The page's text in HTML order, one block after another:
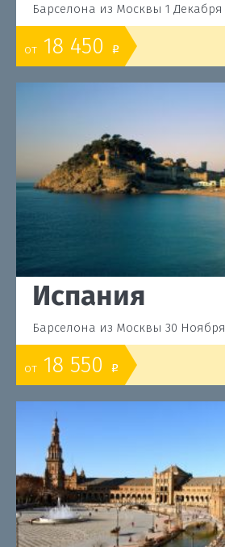
Барселона из Москвы 1 Декабря
от 18 450 o
Испания
Барселона из Москвы 30 Ноября
от 18 550 o